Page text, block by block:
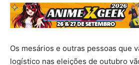
Os mesários e outras pessoas que
logístico nas eleições de outubro